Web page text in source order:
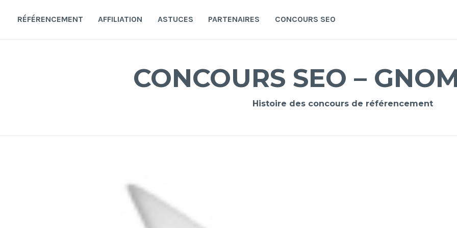
RÉFÉRENCEMENT AFFILIATION ASTUCES PARTENAIRES CONCOURS SEO
CONCOURS SEO –
Histoire des concours de référencement